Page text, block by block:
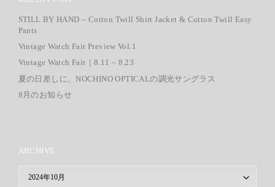
STILL BY HAND – Cotton Twill Shirt Jacket & Cotton Twill Easy
Pants
Vintage Watch Fair Preview Vol.1
Vintage Watch Fair｜8.11 – 8.23
夏の日差しに。NOCHINO OPTICALの調光サングラス
8月のお知らせ
ARCHIVE